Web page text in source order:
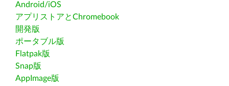
Android/iOS
アプリストアとChromebook
開発版
ポータブル版
Flatpak版
Snap版
AppImage版